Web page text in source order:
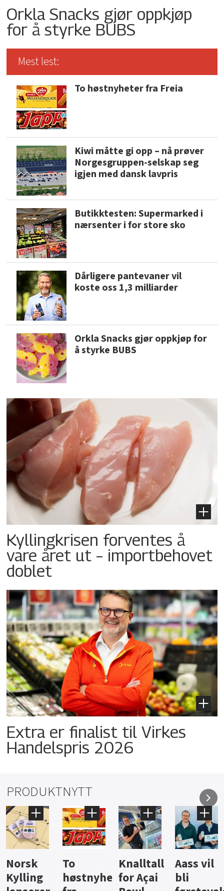
Orkla Snacks gjør oppkjøp
for å styrke BUBS
Mest lest:
To høstnyheter fra Freia
Kiwi måtte gi opp – nå prøver
Norgesgruppen-selskap seg
igjen med dansk lavpris
Butikktesten: Supermarked i
nærsenter i for store sko
Dårligere pantevaner vil
koste oss 1,3 milliarder
Orkla Snacks gjør oppkjøp for
å styrke BUBS
Kyllingkrisen forventes å
vare året ut – importbehovet
doblet
Extra er finalist til Virkes
Handelspris 2026
PRODUKTNYTT
Knalltall
for Açai
Aass vil
bli
Brus og
jus fra
Hard
iste fra